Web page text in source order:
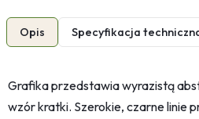
Opis Specyfikacja
Grafika przedstawia wyrazistą
wzór kratki. Szerokie, czarne linie